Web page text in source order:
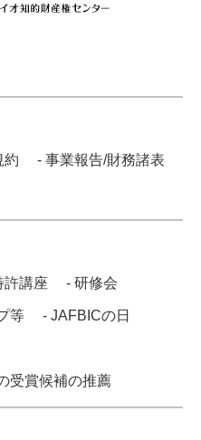
約 - 事業報告/財務諸表
許講座 - 研修会
等 - JAFBICの日
受賞候補の推薦